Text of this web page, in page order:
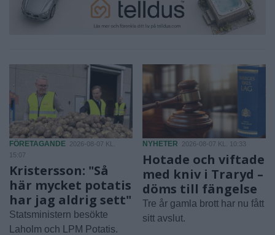
FÖRETAGANDE 2026-08-07 KL.
15:07
Kristersson: "Så
här mycket potatis
har jag aldrig sett"
Statsministern besökte
Laholm och LPM Potatis.
NYHETER 2026-08-07 KL. 10:33
Hotade och viftade
med kniv i Traryd –
döms till fängelse
Tre år gamla brott har nu fått
sitt avslut.